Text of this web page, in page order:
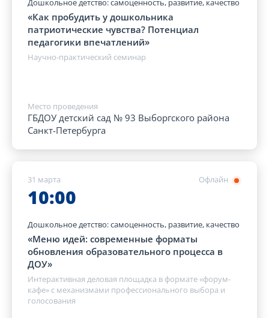
Дошкольное детство: самоценность, развитие, качество
«Как пробудить у дошкольника
патриотические чувства? Потенциал
педагогики впечатлений»
Научно-практический семинар
Место проведения
ГБДОУ детский сад № 93 Выборгского района
Санкт-Петербурга
Офлайн
31 марта
10:00
Дошкольное детство: самоценность, развитие, качество
«Меню идей: современные форматы
обновления образовательного процесса в
ДОУ»
Интерактивная деловая площадка в формате «форум-
кафе» с механизмами профессионального выбора и
голосования